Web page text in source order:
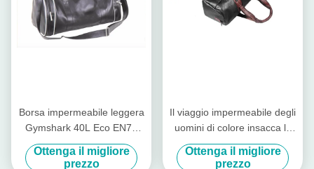
Borsa impermeabile leggera
Gymshark 40L Eco EN71
amichevole del barilotto
dell'unità di elaborazione
Ottenga il migliore
prezzo
Il viaggio impermeabile degli
uomini di colore insacca la
borsa di Duffle di cuoio della
palestra 53X18X21cm
Ottenga il migliore
prezzo